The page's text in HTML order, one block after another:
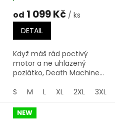
4XL 5XL
od 1 099 Kč / ks
DETAIL
Když máš rád poctivý
motor a ne uhlazený
pozlátko, Death Machine...
S
M L XL 2XL 3XL
NEW